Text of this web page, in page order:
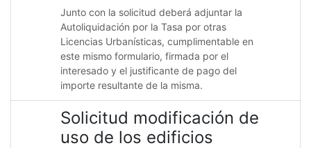
Junto con la solicitud deberá adjuntar la
Autoliquidación por la Tasa por otras
Licencias Urbanísticas, cumplimentable en
este mismo formulario, firmada por el
interesado y el justificante de pago del
importe resultante de la misma.
Solicitud modificación de
uso de los edificios